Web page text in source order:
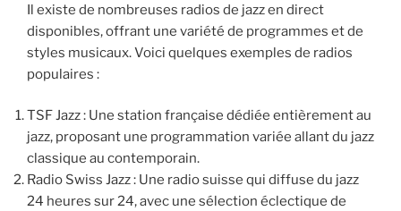
Il existe de nombreuses radios de jazz en direct
disponibles, offrant une variété de programmes et de
styles musicaux. Voici quelques exemples de radios
populaires :
TSF Jazz : Une station française dédiée entièrement au
jazz, proposant une programmation variée allant du jazz
classique au contemporain.
Radio Swiss Jazz : Une radio suisse qui diffuse du jazz
24 heures sur 24, avec une sélection éclectique de